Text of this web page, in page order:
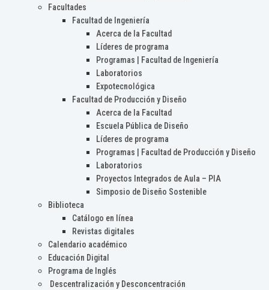
Facultades
Facultad de Ingeniería
Acerca de la Facultad
Líderes de programa
Programas | Facultad de Ingeniería
Laboratorios
Expotecnológica
Facultad de Producción y Diseño
Acerca de la Facultad
Escuela Pública de Diseño
Líderes de programa
Programas | Facultad de Producción y Diseño
Laboratorios
Proyectos Integrados de Aula – PIA
Simposio de Diseño Sostenible
Biblioteca
Catálogo en línea
Revistas digitales
Calendario académico
Educación Digital
Programa de Inglés
Descentralización y Desconcentración